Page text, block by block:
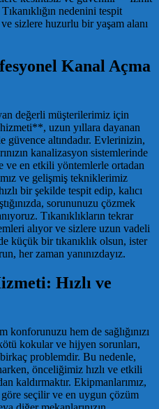
nedenini tespit
sizlere huzurlu bir yaşam alanı
Kanal Açma
değerli müşterilerimiz için
uzun yıllara dayanan
güvence altındadır. Evlerinizin,
kanalizasyon sistemlerinde
ve en etkili yöntemlerle ortadan
ve gelişmiş tekniklerimiz
bir şekilde tespit edip, kalıcı
sorununuzu çözmek
Tıkanıklıkların tekrar
alıyor ve sizlere uzun vadeli
küçük bir tıkanıklık olsun, ister
her zaman yanınızdayız.
Hızlı ve
konforunuzu hem de sağlığınızı
kokular ve hijyen sorunları,
birkaç problemdir. Bu nedenle,
önceliğimiz hızlı ve etkili
kaldırmaktır. Ekipmanlarımız,
göre seçilir ve en uygun çözüm